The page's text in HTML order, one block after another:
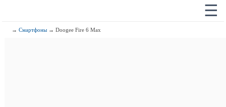
☰
→Смартфоны → Doogee Fire 6 Max